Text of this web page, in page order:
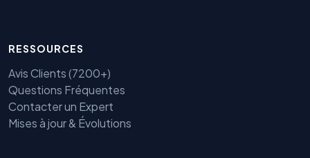
RESSOURCES
Avis Clients (7200+)
Questions Fréquentes
Contacter un Expert
Mises à jour & Évolutions